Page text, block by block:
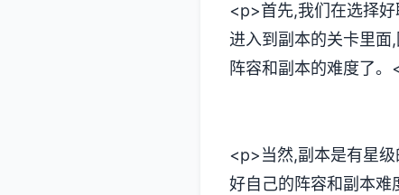
<p>首先,我们在选择
进入到副本的关卡里面
阵容和副本的难度了。
<p>当然,副本是有星
好自己的阵容和副本难